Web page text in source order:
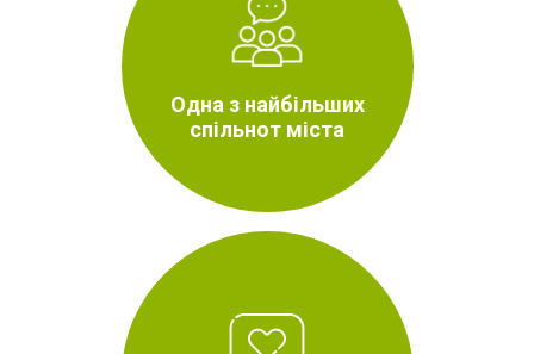
Одна з найбільших
спільнот міста